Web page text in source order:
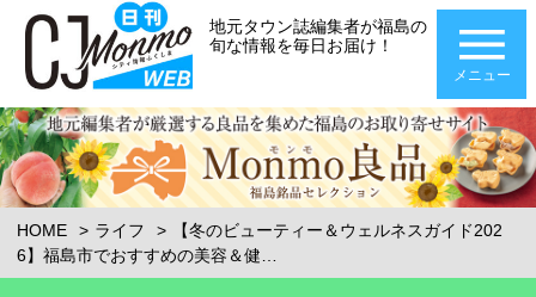
地元タウン誌編集者が福島の
旬な情報を毎日お届け！
メニュー
HOME ライフ
【冬のビューティー＆ウェルネスガイド202
6】福島市でおすすめの美容＆健…